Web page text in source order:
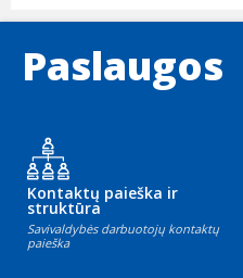
Paslaugos
Kontaktų paieška ir
struktūra
Savivaldybės darbuotojų kontaktų
paieška